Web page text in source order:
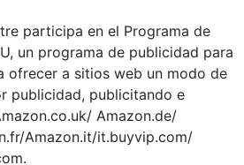
participa en el Programa de
un programa de publicidad para
ofrecer a sitios web un modo de
publicidad, publicitando e
Amazon.de/
Amazon.it/it.buyvip.com/